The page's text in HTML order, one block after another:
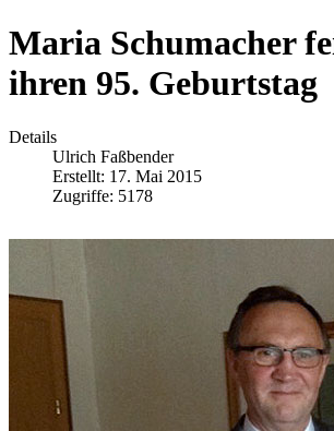
Maria Schumacher
ihren 95. Geburtstag
Details
Ulrich Faßbender
Erstellt: 17. Mai 2015
Zugriffe: 5178